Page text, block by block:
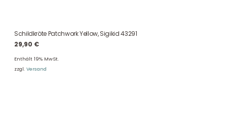
Schildkröte Patchwork Yellow, Sigikid 43291
29,90 €
Enthält 19% MwSt.
zzgl. Versand